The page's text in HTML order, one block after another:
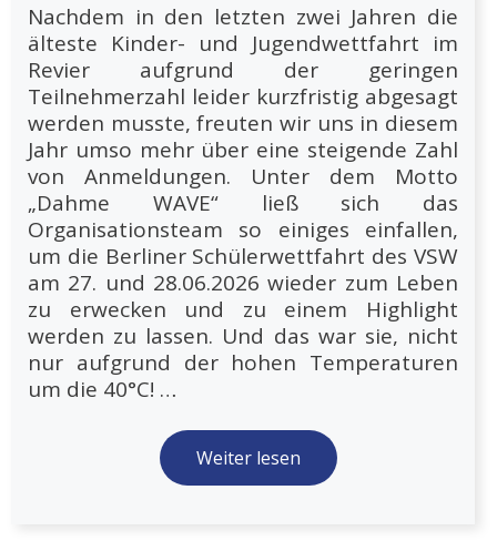
Nachdem in den letzten zwei Jahren die
älteste Kinder- und Jugendwettfahrt im
Revier aufgrund der geringen
Teilnehmerzahl leider kurzfristig abgesagt
werden musste, freuten wir uns in diesem
Jahr umso mehr über eine steigende Zahl
von Anmeldungen. Unter dem Motto
„Dahme WAVE“ ließ sich das
Organisationsteam so einiges einfallen,
um die Berliner Schülerwettfahrt des VSW
am 27. und 28.06.2026 wieder zum Leben
zu erwecken und zu einem Highlight
werden zu lassen. Und das war sie, nicht
nur aufgrund der hohen Temperaturen
um die 40°C! …
Weiter lesen